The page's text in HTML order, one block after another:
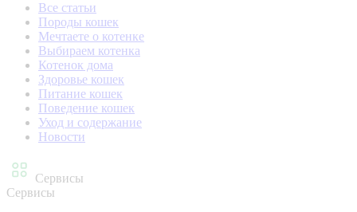
Все статьи
Породы кошек
Мечтаете о котенке
Выбираем котенка
Котенок дома
Здоровье кошек
Питание кошек
Поведение кошек
Уход и содержание
Новости
Сервисы
Сервисы